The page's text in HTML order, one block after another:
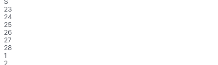
23
24
25
26
27
28
1
2